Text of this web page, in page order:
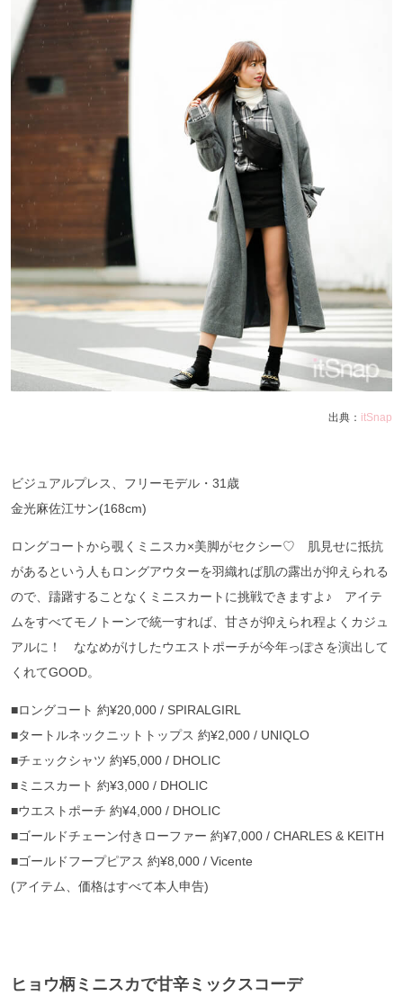
出典： itSnap
ビジュアルプレス、フリーモデル・31歳
金光麻佐江サン(168cm)
ロングコートから覗くミニスカ×美脚がセクシー♡ 肌見せに抵抗
があるという人もロングアウターを羽織れば肌の露出が抑えられる
ので、躊躇することなくミニスカートに挑戦できますよ♪ アイテ
ムをすべてモノトーンで統一すれば、甘さが抑えられ程よくカジュ
アルに！ ななめがけしたウエストポーチが今年っぽさを演出して
くれてGOOD。
■ロングコート 約¥20,000 / SPIRALGIRL
■タートルネックニットトップス 約¥2,000 / UNIQLO
■チェックシャツ 約¥5,000 / DHOLIC
■ミニスカート 約¥3,000 / DHOLIC
■ウエストポーチ 約¥4,000 / DHOLIC
■ゴールドチェーン付きローファー 約¥7,000 / CHARLES & KEITH
■ゴールドフープピアス 約¥8,000 / Vicente
(アイテム、価格はすべて本人申告)
ヒョウ柄ミニスカで甘辛ミックスコーデ